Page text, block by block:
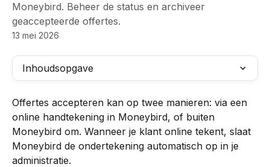
Moneybird. Beheer de status en archiveer
geaccepteerde offertes.
13 mei 2026
Inhoudsopgave
Offertes accepteren kan op twee manieren: via een
online handtekening in Moneybird, of buiten
Moneybird om. Wanneer je klant online tekent, slaat
Moneybird de ondertekening automatisch op in je
administratie.